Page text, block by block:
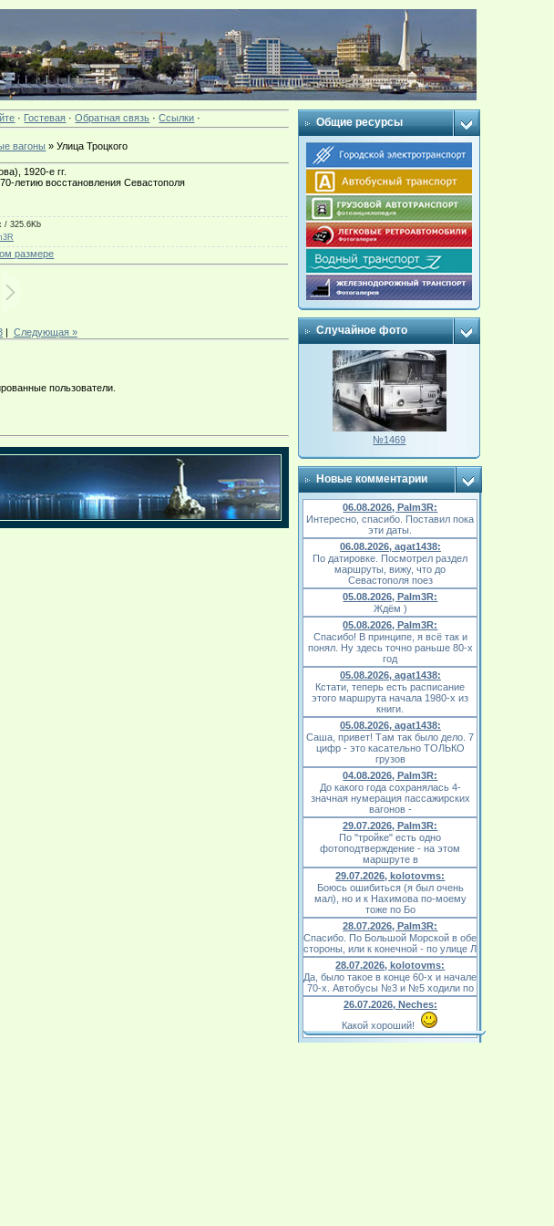
· Гостевая ·Обратная связь ·Ссылки ·
вагоны » Улица Троцкого
1920-е гг.
летию восстановления Севастополя
/ 325.6Kb
размере
| Следующая »
пользователи.
Общие ресурсы
Случайное фото
№1469
Новые комментарии
06.08.2026, Palm3R:
Интересно, спасибо. Поставил пока
эти даты.
06.08.2026, agat1438:
По датировке. Посмотрел раздел
маршруты, вижу, что до
Севастополя поез
05.08.2026, Palm3R:
Ждём )
05.08.2026, Palm3R:
Спасибо! В принципе, я всё так и
понял. Ну здесь точно раньше 80-х
год
05.08.2026, agat1438:
Кстати, теперь есть расписание
этого маршрута начала 1980-х из
книги.
05.08.2026, agat1438:
Саша, привет! Там так было дело. 7
цифр - это касательно ТОЛЬКО
грузов
04.08.2026, Palm3R:
До какого года сохранялась 4-
значная нумерация пассажирских
вагонов -
29.07.2026, Palm3R:
По "тройке" есть одно
фотоподтверждение - на этом
маршруте в
29.07.2026, kolotovms:
Боюсь ошибиться (я был очень
мал), но и к Нахимова по-моему
тоже по Бо
28.07.2026, Palm3R:
Спасибо. По Большой Морской в обе
стороны, или к конечной - по улице Л
28.07.2026, kolotovms:
Да, было такое в конце 60-х и начале
70-х. Автобусы №3 и №5 ходили по
26.07.2026, Neches:
Какой хороший!